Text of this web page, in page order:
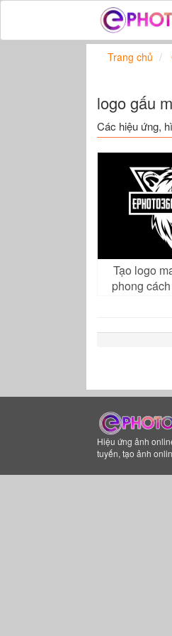
Trang chủ
logo gấu
Các hiệu ứng,
Tạo logo
phong
Hiệu ứng ảnh
tuyến, tạo ảnh